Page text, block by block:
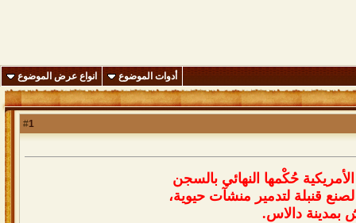
أدوات الموضوع انواع عرض الموضوع
1
حُكْمها النهائي بالسجن
قنبلة لتدمير منشآت حيوية،
بمدينة دالاس.